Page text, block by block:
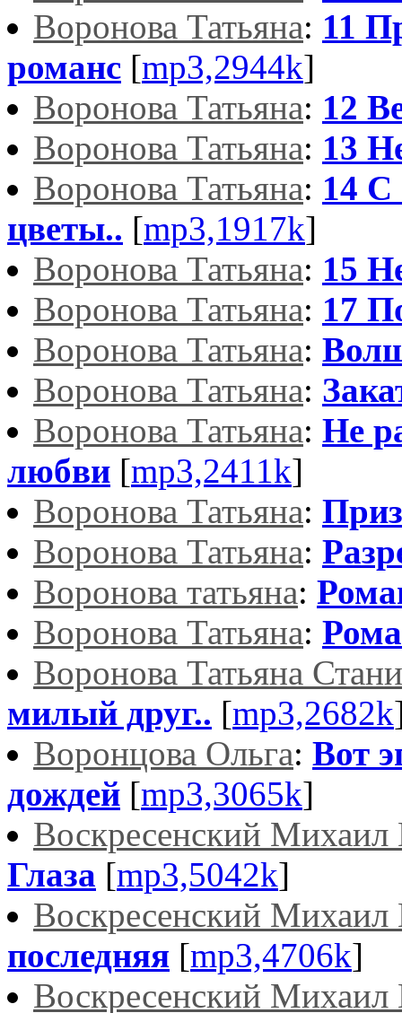
Воронова Татьяна: 11
романс [mp3,2944k]
Воронова Татьяна: 12
Воронова Татьяна: 13
Воронова Татьяна: 14
цветы.. [mp3,1917k]
Воронова Татьяна: 15
Воронова Татьяна: 17
Воронова Татьяна:
Воронова Татьяна:
Воронова Татьяна: Не
любви [mp3,2411k]
Воронова Татьяна:
Воронова Татьяна:
Воронова татьяна:
Воронова Татьяна:
Воронова Татьяна
милый друг.. [mp3,2682k
Воронцова Ольга: Вот
дождей [mp3,3065k]
Воскресенский Михаил
Глаза [mp3,5042k]
Воскресенский Михаил
последняя [mp3,4706k]
Воскресенский Михаил